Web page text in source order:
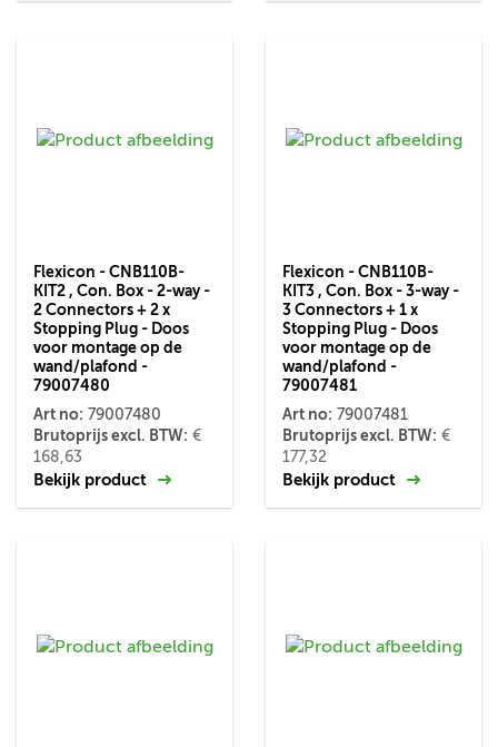
Flexicon - CNB110B-
KIT2 , Con. Box - 2-way -
2 Connectors + 2 x
Stopping Plug - Doos
voor montage op de
wand/plafond -
79007480
Art no: 79007480
Brutoprijs excl. BTW: €
168,63
Bekijk product
Flexicon - CNB110B-
KIT3 , Con. Box - 3-way -
3 Connectors + 1 x
Stopping Plug - Doos
voor montage op de
wand/plafond -
79007481
Art no: 79007481
Brutoprijs excl. BTW: €
177,32
Bekijk product